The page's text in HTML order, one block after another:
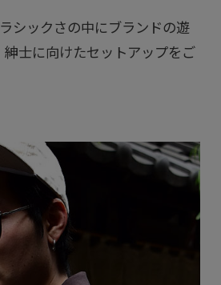
シックさの中にブランドの遊
紳士に向けたセットアップをご